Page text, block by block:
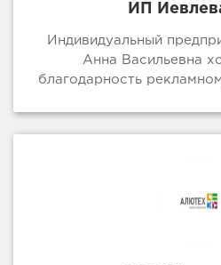
ИП
Индивидуальный
Анна Васильевна
благодарность